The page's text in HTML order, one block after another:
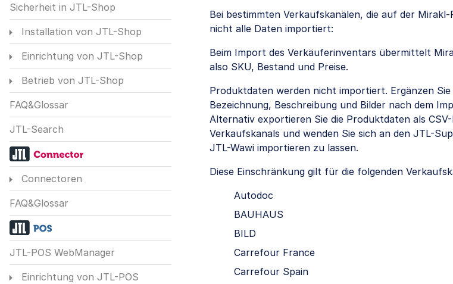
Sicherheit in JTL-Shop
Installation von JTL-Shop
Einrichtung von JTL-Shop
Betrieb von JTL-Shop
FAQ&Glossar
JTL-Search
Connectoren
FAQ&Glossar
JTL-POS WebManager
Einrichtung von JTL-POS
Bei bestimmten Verkaufskanälen, die auf der
nicht alle Daten importiert:
Beim Import des Verkäuferinventars übermittelt
also SKU, Bestand und Preise.
Produktdaten werden nicht importiert. Ergänzen
Bezeichnung, Beschreibung und Bilder nach dem
Alternativ exportieren Sie die Produktdaten als
Verkaufskanals und wenden Sie sich an den JTL-
JTL-Wawi importieren zu lassen.
Diese Einschränkung gilt für die folgenden
Autodoc
BAUHAUS
BILD
Carrefour France
Carrefour Spain